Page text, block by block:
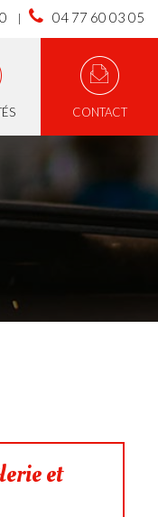
04 77 60 03 05
CONTACT
et